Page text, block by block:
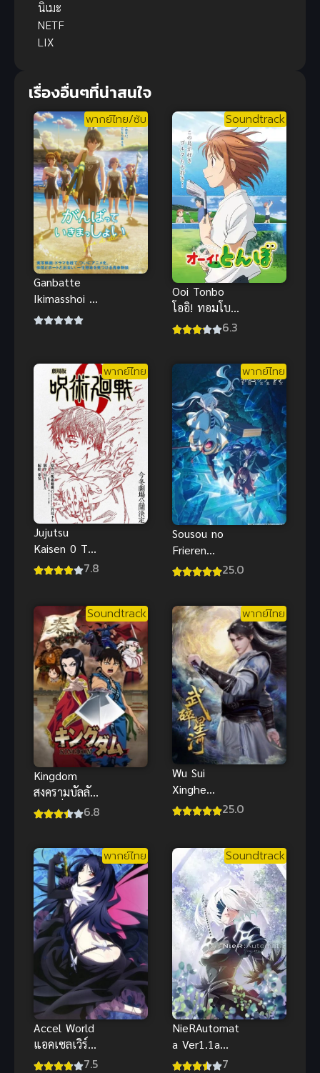
นิเมะ
NETF
LIX
เรื่องอื่นๆที่น่าสนใจ
พากย์ไทย/ซับ
Ganbatte
Ikimasshoi สู้
ด้วยกัน จนถึง
สร้างแรง
Soundtrack
Ooi Tonbo
โออิ! ทอมโบะ
ภาค 1
6.3
พากย์ไทย
Jujutsu
Kaisen 0 The
Movie (2022)
พากย์ไทย
7.8
พากย์ไทย
Sousou no
Frieren
Season 2 25.0
Soundtrack
Kingdom
สงครามบัลลังก์
ผงาดจิ๋นซี 6.8
พากย์ไทย
Wu Sui
Xinghe
(Martial
ยุทธ์ทำลาย
ดาราจักร
25.0
พากย์ไทย
Accel World
แอคเซลเวิร์ลด์
ภาค 1
7.5
Soundtrack
NieRAutomat
a Ver1.1a
Part 1 เนียร์
7